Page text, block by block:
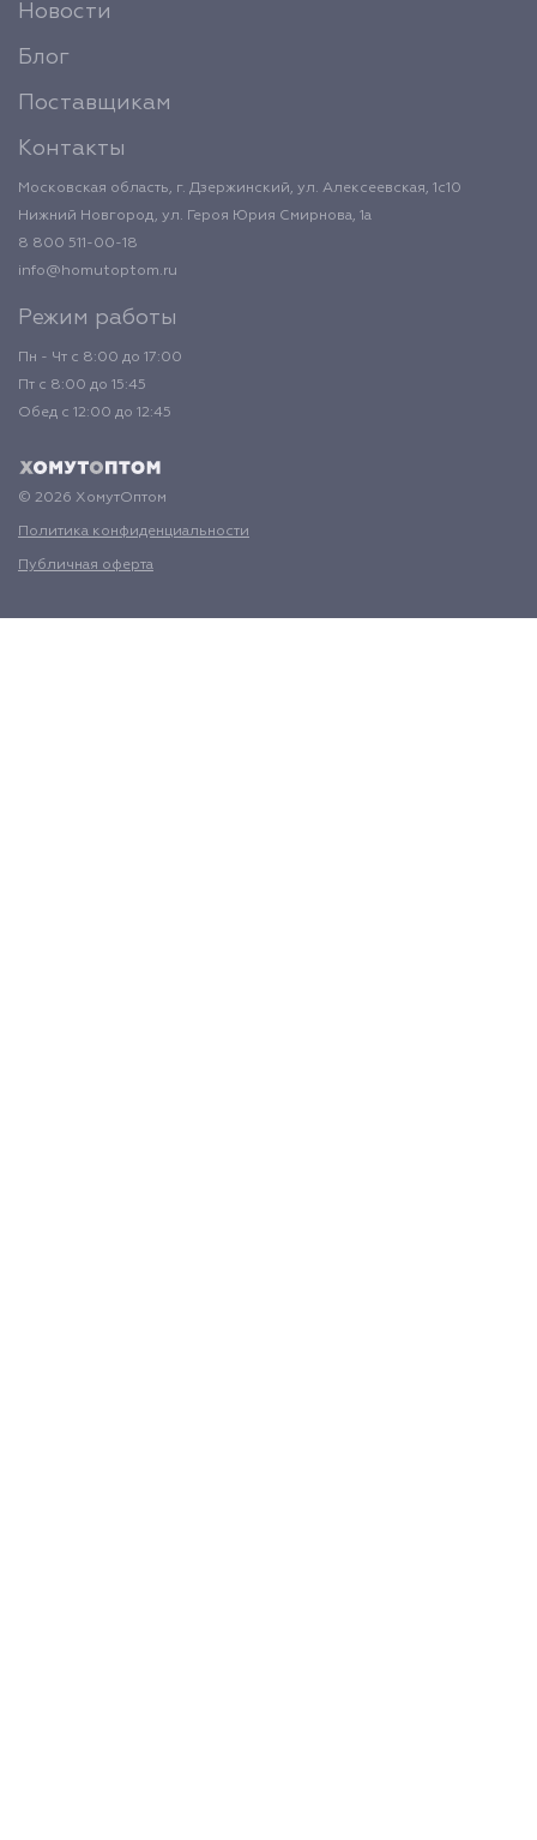
Новости
Блог
Поставщикам
Контакты
Московская область, г. Дзержинский, ул. Алексеевская, 1с10
Нижний Новгород, ул. Героя Юрия Смирнова, 1а
8 800 511-00-18
info@homutoptom.ru
Режим работы
Пн - Чт с 8:00 до 17:00
Пт с 8:00 до 15:45
Обед с 12:00 до 12:45
© 2026 ХомутОптом
Политика конфиденциальности
Публичная оферта